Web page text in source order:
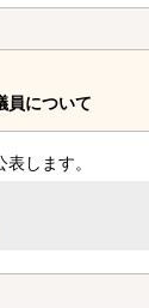
について
します。